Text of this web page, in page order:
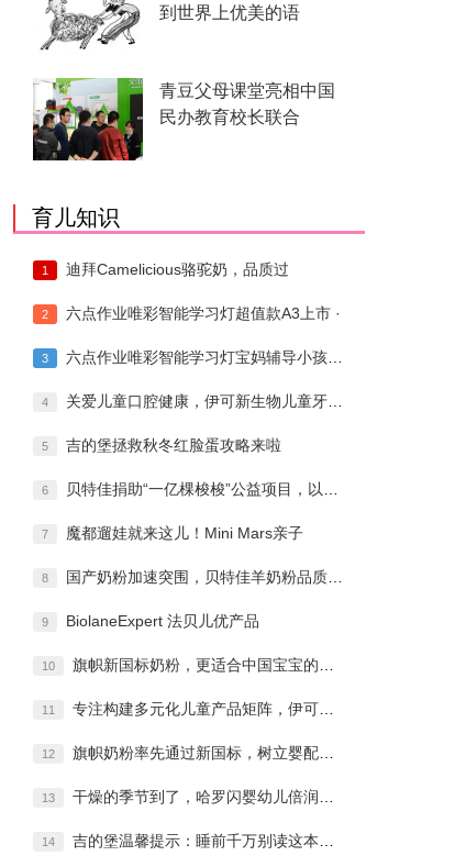
到世界上优美的语
青豆父母课堂亮相中国
民办教育校长联合
育儿知识
1 迪拜Camelicious骆驼奶，品质过
2 六点作业唯彩智能学习灯超值款A3上市 ·
3 六点作业唯彩智能学习灯宝妈辅导小孩双十一
4 关爱儿童口腔健康，伊可新生物儿童牙膏量身
5 吉的堡拯救秋冬红脸蛋攻略来啦
6 贝特佳捐助“一亿棵梭梭”公益项目，以实际
7 魔都遛娃就来这儿！Mini Mars亲子
8 国产奶粉加速突围，贝特佳羊奶粉品质诠释优
9 BiolaneExpert 法贝儿优产品
10 旗帜新国标奶粉，更适合中国宝宝的奶粉选择
11 专注构建多元化儿童产品矩阵，伊可新壮大队
12 旗帜奶粉率先通过新国标，树立婴配粉行业新
13 干燥的季节到了，哈罗闪婴幼儿倍润护肤乳让
14 吉的堡温馨提示：睡前千万别读这本书，小心